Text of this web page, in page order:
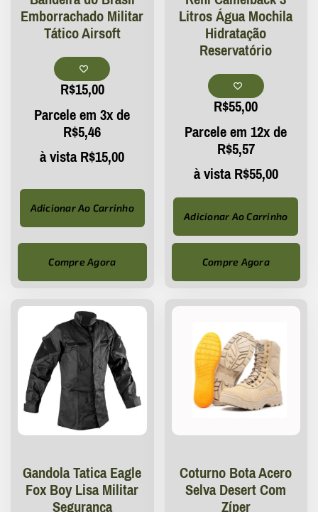
Emborrachado Militar
Tático Airsoft
R$15,00
Parcele em 3x de
R$5,46
à vistaR$15,00
Adicionar Ao Carrinho
Compre Agora
Litros Água Mochila
Hidratação
Reservatório
R$55,00
Parcele em 12x de
R$5,57
à vistaR$55,00
Adicionar Ao Carrinho
Compre Agora
Gandola Tatica Eagle
Fox Boy Lisa Militar
Coturno Bota Acero
Selva Desert Com